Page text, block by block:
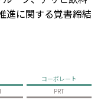
進に関する覚書締結
コーポレート
PRT